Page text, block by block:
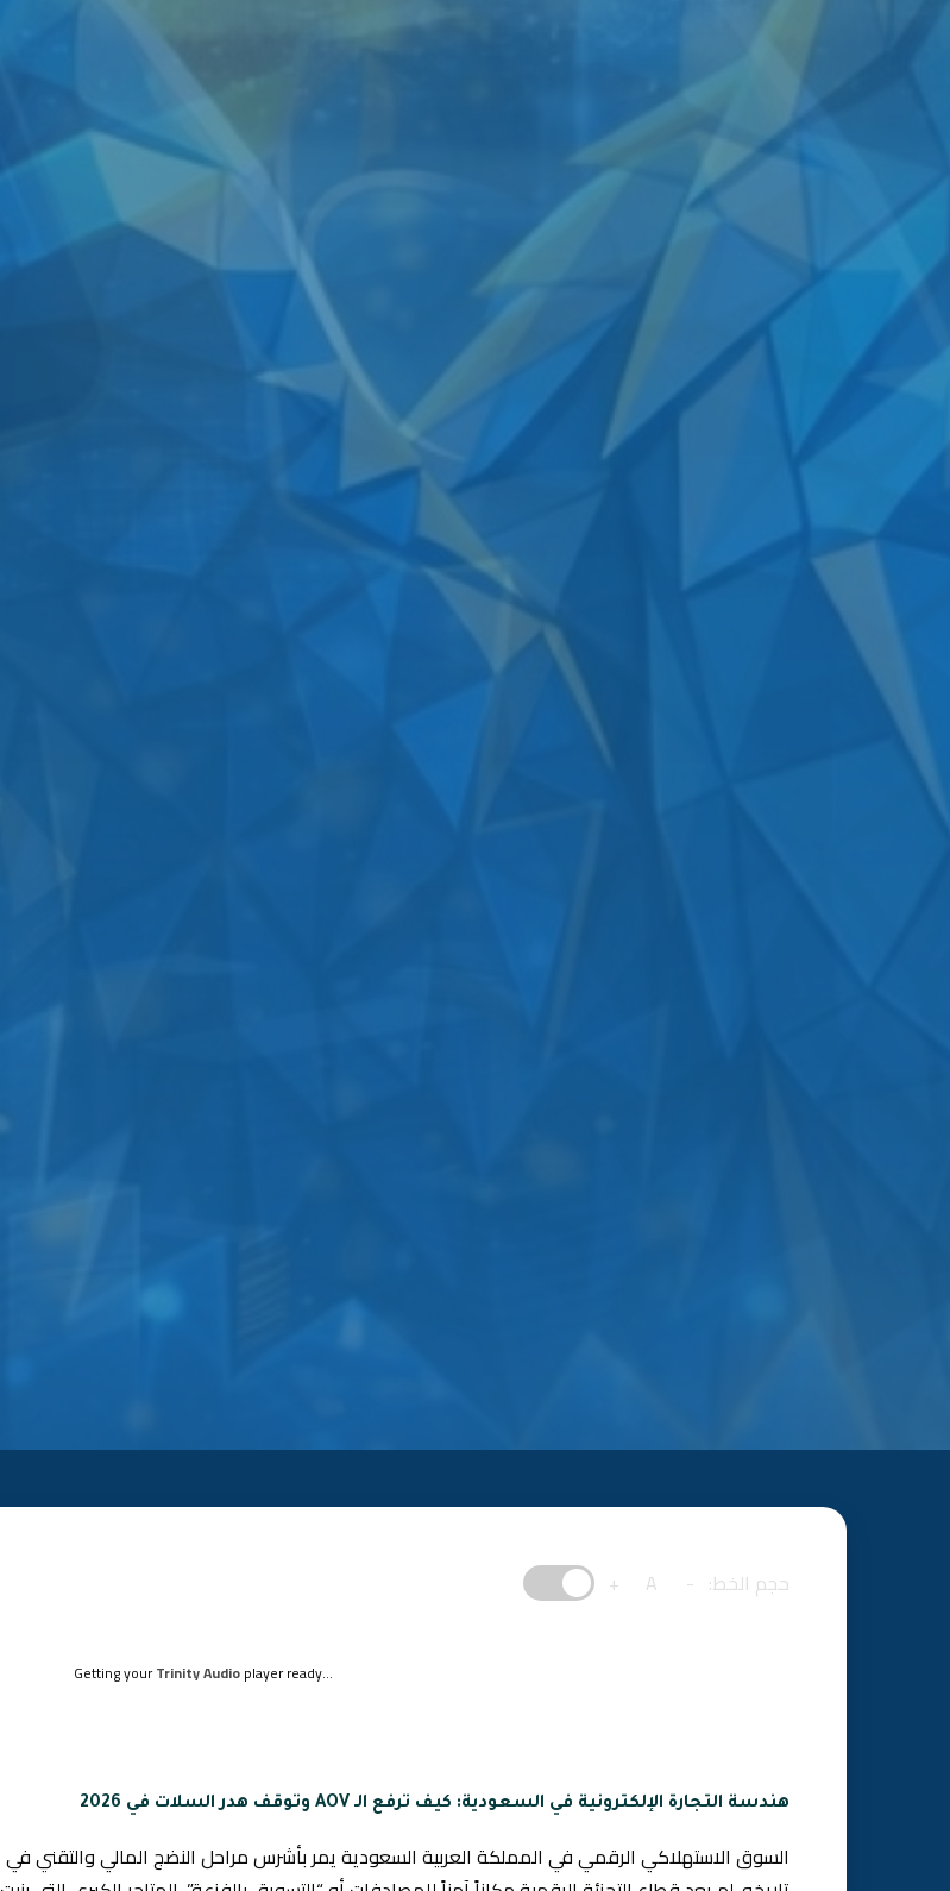
حجم الخط: -
A
+
Getting yourTrinity Audioplayer ready...
هندسة التجارة الإلكترونية في السعودية: كيف ترفع الـ AOV وتوقف هدر السلات في 2026
السوق الاستهلاكي الرقمي في المملكة العربية السعودية يمر بأشرس مراحل النضج المالي والتقني في